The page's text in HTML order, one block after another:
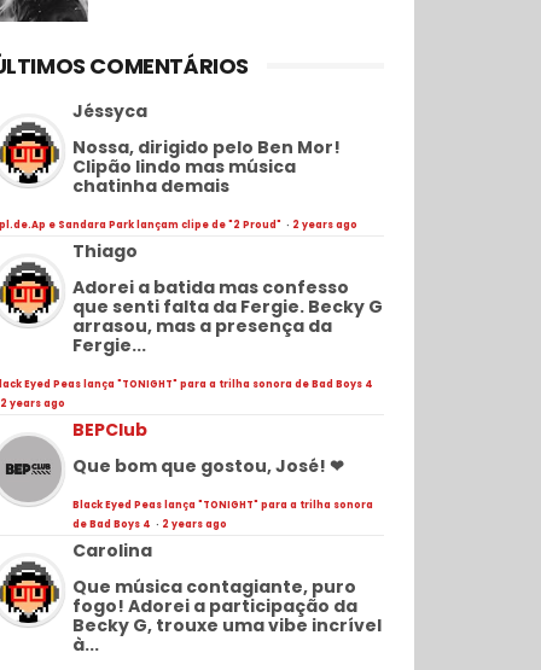
COMENTÁRIOS
Jéssyca
Nossa, dirigido pelo Ben Mor!
Clipão lindo mas música
chatinha demais
e Sandara Park lançam clipe de "2 Proud" · 2 years ago
Thiago
Adorei a batida mas confesso
que senti falta da Fergie. Becky G
arrasou, mas a presença da
Fergie...
Eyed Peas lança "TONIGHT" para a trilha sonora de Bad Boys 4
2 years ago
BEPClub
Que bom que gostou, José! ❤
Black Eyed Peas lança "TONIGHT" para a trilha sonora
de Bad Boys 4 · 2 years ago
Carolina
Que música contagiante, puro
fogo! Adorei a participação da
Becky G, trouxe uma vibe incrível
à...